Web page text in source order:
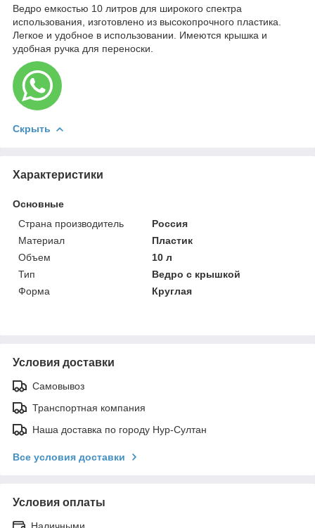
Ведро емкостью 10 литров для широкого спектра
использования, изготовлено из высокопрочного пластика.
Легкое и удобное в использовании. Имеются крышка и
удобная ручка для переноски.
Скрыть
Характеристики
Основные
Страна производитель
Россия
Материал
Пластик
Объем
10 л
Тип
Ведро с крышкой
Форма
Круглая
Условия доставки
Самовывоз
Транспортная компания
Наша доставка по городу Нур-Султан
Все условия доставки
Условия оплаты
Наличными